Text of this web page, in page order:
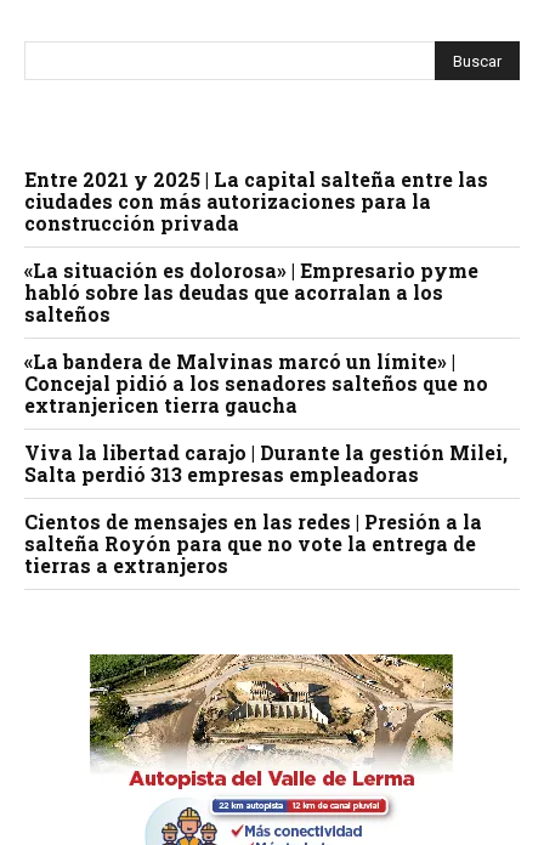
Entre 2021 y 2025 | La capital salteña entre las
ciudades con más autorizaciones para la
construcción privada
«La situación es dolorosa» | Empresario pyme
habló sobre las deudas que acorralan a los
salteños
«La bandera de Malvinas marcó un límite» |
Concejal pidió a los senadores salteños que no
extranjericen tierra gaucha
Viva la libertad carajo | Durante la gestión Milei,
Salta perdió 313 empresas empleadoras
Cientos de mensajes en las redes | Presión a la
salteña Royón para que no vote la entrega de
tierras a extranjeros